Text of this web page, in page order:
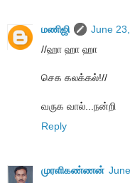
மணிஜி
June
//ஹா ஹா ஹா
செக கலக்கல்!//
வருக வால்...நன்றி
Reply
முரளிகண்ணன்